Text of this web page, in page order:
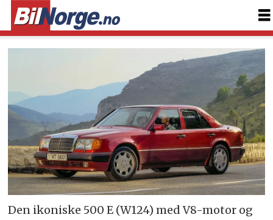
Den ikoniske 500 E (W124) med V8-motor og